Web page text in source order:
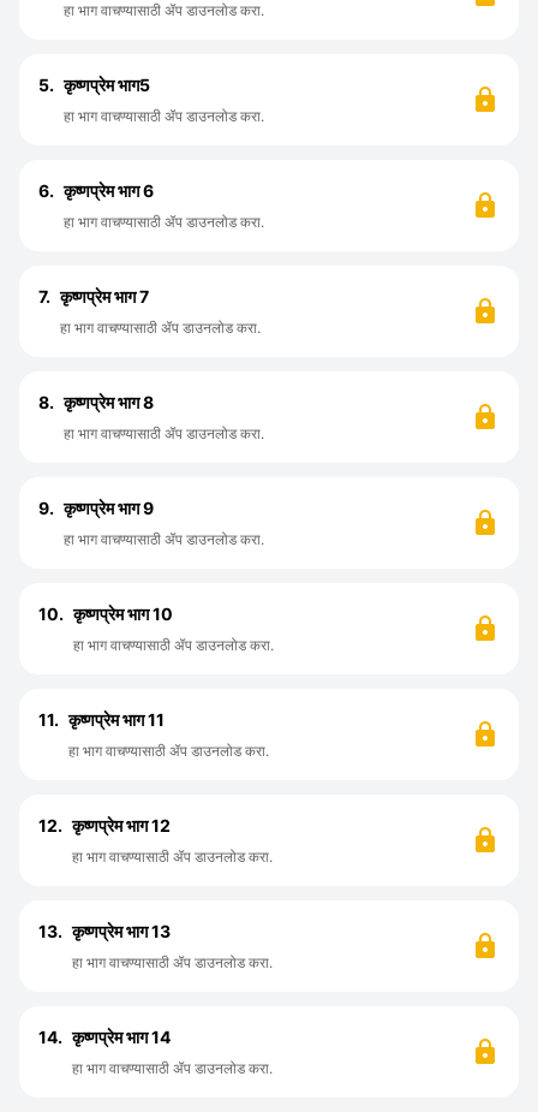
हा भाग वाचण्यासाठी ॲप डाउनलोड करा.
5. कृष्णप्रेम भाग5
हा भाग वाचण्यासाठी ॲप डाउनलोड करा.
6. कृष्णप्रेम भाग 6
हा भाग वाचण्यासाठी ॲप डाउनलोड करा.
7. कृष्णप्रेम भाग 7
हा भाग वाचण्यासाठी ॲप डाउनलोड करा.
8. कृष्णप्रेम भाग 8
हा भाग वाचण्यासाठी ॲप डाउनलोड करा.
9. कृष्णप्रेम भाग 9
हा भाग वाचण्यासाठी ॲप डाउनलोड करा.
10. कृष्णप्रेम भाग 10
हा भाग वाचण्यासाठी ॲप डाउनलोड करा.
11. कृष्णप्रेम भाग 11
हा भाग वाचण्यासाठी ॲप डाउनलोड करा.
12. कृष्णप्रेम भाग 12
हा भाग वाचण्यासाठी ॲप डाउनलोड करा.
13. कृष्णप्रेम भाग 13
हा भाग वाचण्यासाठी ॲप डाउनलोड करा.
14. कृष्णप्रेम भाग 14
हा भाग वाचण्यासाठी ॲप डाउनलोड करा.